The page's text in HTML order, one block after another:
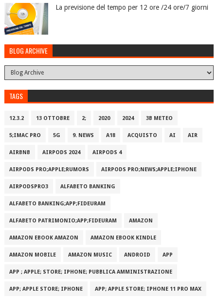
La previsione del tempo per 12 ore /24 ore/7 giorni
BLOG ARCHIVE
TAGS
12.3.2 13 OTTOBRE 2; 2020 2024 3B METEO
5;IMAC PRO 5G 9. NEWS A18 ACQUISTO AI AIR
AIRBNB AIRPODS 2024 AIRPODS 4
AIRPODS PRO;APPLE;RUMORS AIRPODS PRO;NEWS;APPLE;IPHONE
AIRPODSPRO3 ALFABETO BANKING
ALFABETO BANKING;APP;FIDEURAM
ALFABETO PATRIMONI‪O‬;APP;FIDEURAM AMAZON
AMAZON EBOOK AMAZON AMAZON EBOOK KINDLE
AMAZON MOBILE AMAZON MUSIC ANDROID APP
APP ; APPLE; STORE; IPHONE; PUBBLICA AMMINISTRAZIONE
APP; APPLE STORE; IPHONE APP; APPLE STORE; IPHONE 11 PRO MAX